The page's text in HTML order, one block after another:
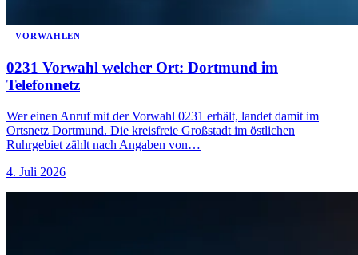
VORWAHLEN
0231 Vorwahl welcher Ort: Dortmund im
Telefonnetz
Wer einen Anruf mit der Vorwahl 0231 erhält, landet damit im
Ortsnetz Dortmund. Die kreisfreie Großstadt im östlichen
Ruhrgebiet zählt nach Angaben von…
4. Juli 2026